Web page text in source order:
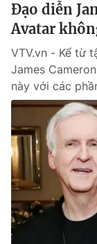
Đạo diễn
Avatar
VTV.vn - Kể từ
James
này với các